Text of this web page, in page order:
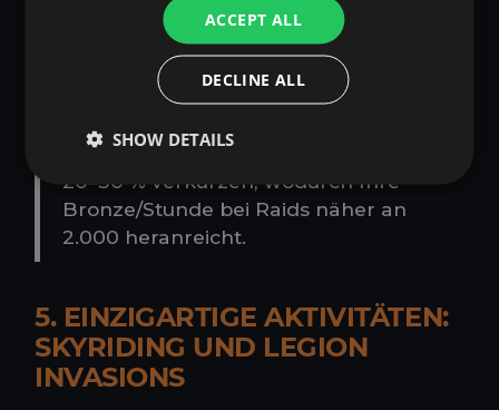
zu maximieren.
Profi-Tipp: Ein vollständig
aufgerüsteter Umhang kann die Zeit
zum Abschließen von Dungeons um
20–30 % verkürzen, wodurch Ihre
Bronze/Stunde bei Raids näher an
2.000 heranreicht.
5. EINZIGARTIGE AKTIVITÄTEN:
SKYRIDING UND LEGION
INVASIONS
ACCEPT ALL
DECLINE ALL
SHOW DETAILS